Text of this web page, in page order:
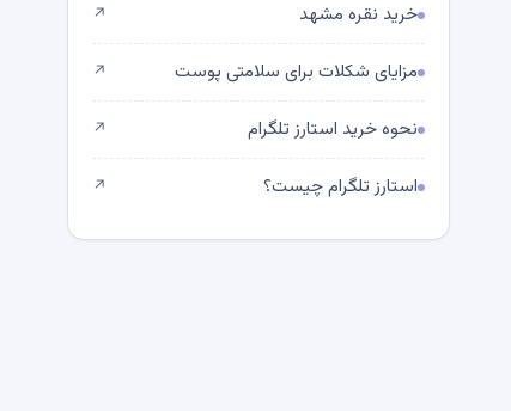
خرید نقره مشهد ↗
مزایای شکلات برای سلامتی پوست ↗
نحوه خرید استارز تلگرام ↗
استارز تلگرام چیست؟ ↗